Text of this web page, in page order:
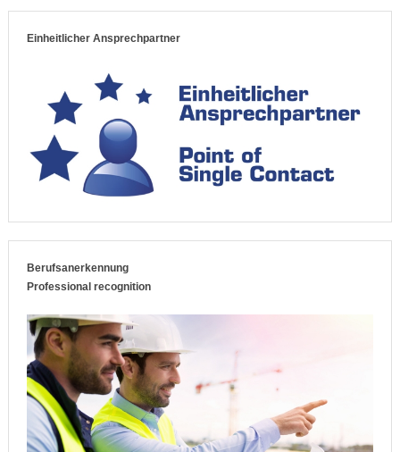
Einheitlicher Ansprechpartner
Berufsanerkennung
Professional recognition